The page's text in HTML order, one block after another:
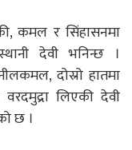
कमल र सिंहासनमा
देवी भनिन्छ ।
दोस्रो हातमा
लिएकी देवी
छ ।